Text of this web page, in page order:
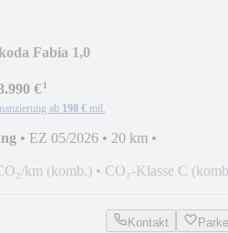
Fabia 1,0
€¹
ab 198 € mtl.
• EZ 05/2026 • 20 km •
km (komb.) • CO₂-Klasse C
Kontakt